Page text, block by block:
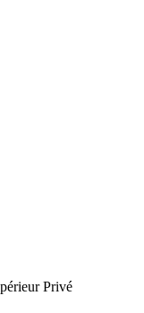
Privé